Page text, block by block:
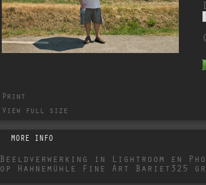
Print
View full size
MORE INFO
Beeldverwerking in Lightroom en
op Hahnemühle Fine Art Bariet325